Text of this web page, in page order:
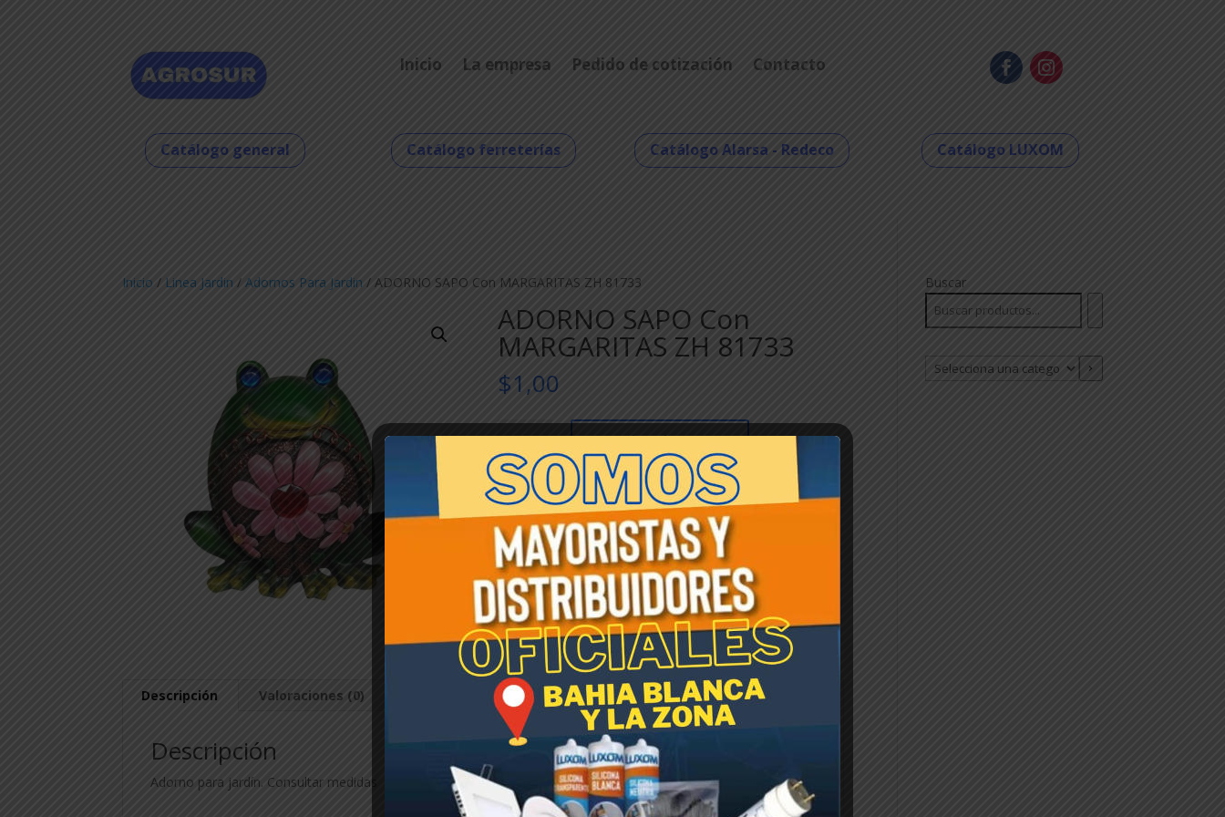
Inicio La empresa Pedido de cotización Contacto
Catálogo general Catálogo ferreterías Catálogo Alarsa - Redeco Catálogo LUXOM
Inicio / Linea Jardin /Adornos Para Jardin / ADORNO SAPO Con MARGARITAS ZH 81733
ADORNO SAPO Con
MARGARITAS ZH 81733
$1,00
ADORNO
SAPO
Con
MARGARITAS
ZH
81733
cantidad
Añadir al carrito
SKU: 002834 Categoría:Adornos Para Jardin
Adornos Para Jardin
Descripción Valoraciones (0)
Descripción
Adorno para jardín. Consultar medidas
Buscar
Selecciona
una